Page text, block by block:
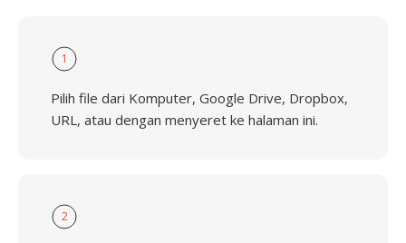
1
Pilih file dari Komputer, Google Drive, Dropbox,
URL, atau dengan menyeret ke halaman ini.
2